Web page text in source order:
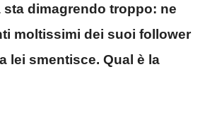
sta dimagrendo troppo: ne
moltissimi dei suoi follower
lei smentisce. Qual è la